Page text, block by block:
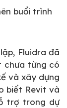
buổi trình
Fluidra đã
chưa từng có
và xây dựng
biết Revit và
trợ trong dự